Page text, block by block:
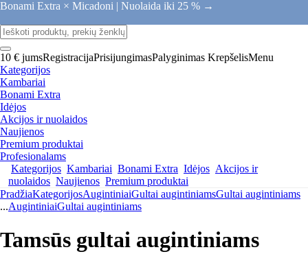
Bonami Extra × Micadoni | Nuolaida iki 25 % →
10 € jumsRegistracijaPrisijungimasPalyginimas KrepšelisMenu
Kategorijos
Kambariai
Bonami Extra
Idėjos
Akcijos ir nuolaidos
Naujienos
Premium produktai
Profesionalams
Kategorijos Kambariai Bonami Extra Idėjos Akcijos ir
nuolaidos Naujienos Premium produktai
PradžiaKategorijosAugintiniaiGultai augintiniamsGultai augintiniams
...AugintiniaiGultai augintiniams
Tamsūs gultai augintiniams